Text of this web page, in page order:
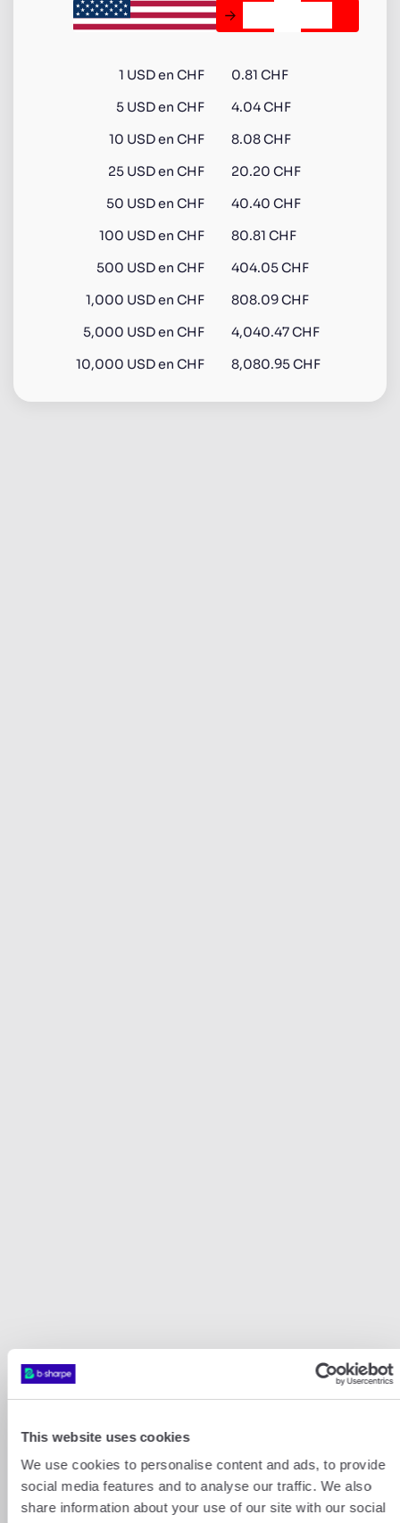
This website uses cookies
We use cookies to personalise content and ads, to provide
social media features and to analyse our traffic. We also
share information about your use of our site with our social
1 USDen CHF
0.81 CHF
5 USDen CHF
4.04 CHF
10 USDen CHF
8.08 CHF
25 USDen CHF
20.20 CHF
50 USDen CHF
40.40 CHF
100 USDen CHF
80.81 CHF
500 USDen CHF
404.05 CHF
1,000 USDen CHF
808.09 CHF
5,000 USDen CHF
4,040.47 CHF
10,000 USDen CHF 8,080.95 CHF
CHF GBP CHF AED